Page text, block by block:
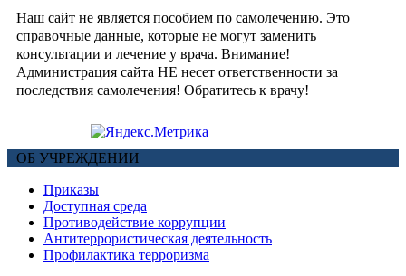
Наш сайт не является пособием по самолечению. Это
справочные данные, которые не могут заменить
консультации и лечение у врача. Внимание!
Администрация сайта НЕ несет ответственности за
последствия самолечения! Обратитесь к врачу!
ОБ УЧРЕЖДЕНИИ
Приказы
Доступная среда
Противодействие коррупции
Антитеррористическая деятельность
Профилактика терроризма